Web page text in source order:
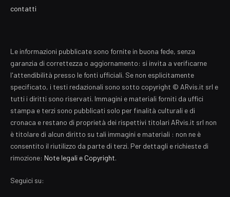
contatti
Le informazioni pubblicate sono fornite in buona fede, senza
garanzia di correttezza o aggiornamento: si invita a verificarne
l'attendibilità presso le fonti ufficiali. Se non esplicitamente
specificato, i testi redazionali sono sotto copyright © ARvis.it srl e
tutti i diritti sono riservati. Immagini e materiali forniti da uffici
stampa e terzi sono pubblicati solo per finalità culturali e di
cronaca e restano di proprietà dei rispettivi titolari ARvis.it srl non
è titolare di alcun diritto su tali immagini e materiali : non ne è
consentito il riutilizzo da parte di terzi. Per dettagli e richieste di
rimozione: Note legali e Copyright.
Seguici su: